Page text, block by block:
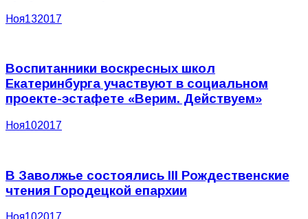
Ноя132017
Воспитанники воскресных школ
Екатеринбурга участвуют в социальном
проекте-эстафете «Верим. Действуем»
Ноя102017
В Заволжье состоялись III Рождественские
чтения Городецкой епархии